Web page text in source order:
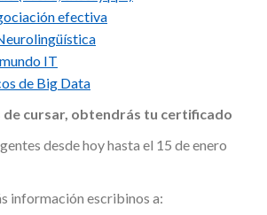
efectiva
IT
de Big Data
de cursar, obtendrás tu certificado
desde hoy hasta el 15 de enero
información escribinos a: